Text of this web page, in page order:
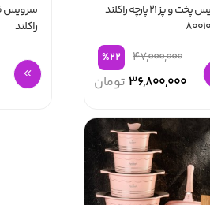
سرویس پخت و پز 21 پارچه راکلند
47,000,000
%22
36,800,000 تومان
راکلند